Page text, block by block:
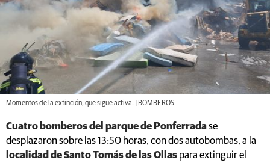
Momentos de la extinción, que sigue activa. | BOMBEROS
Cuatro bomberos del parque de Ponferradase
desplazaron sobre las 13:50 horas, con dos autobombas, a la
localidad de Santo Tomás de las Ollas para extinguir el